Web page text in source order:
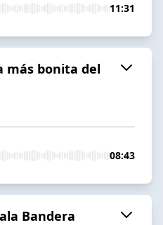
11:31
más bonita del
08:43
Bandera